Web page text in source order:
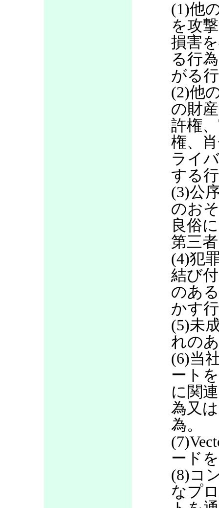
(1)他
を攻
損害
る行
がる
(2)他
の財
許権
権、
ライ
する
(3)公
のお
良俗
第三
(4)犯
結び
のあ
かす
(5)未
れの
(6)当
ート
に関
為又
為。
ード
(8)コ
なプ